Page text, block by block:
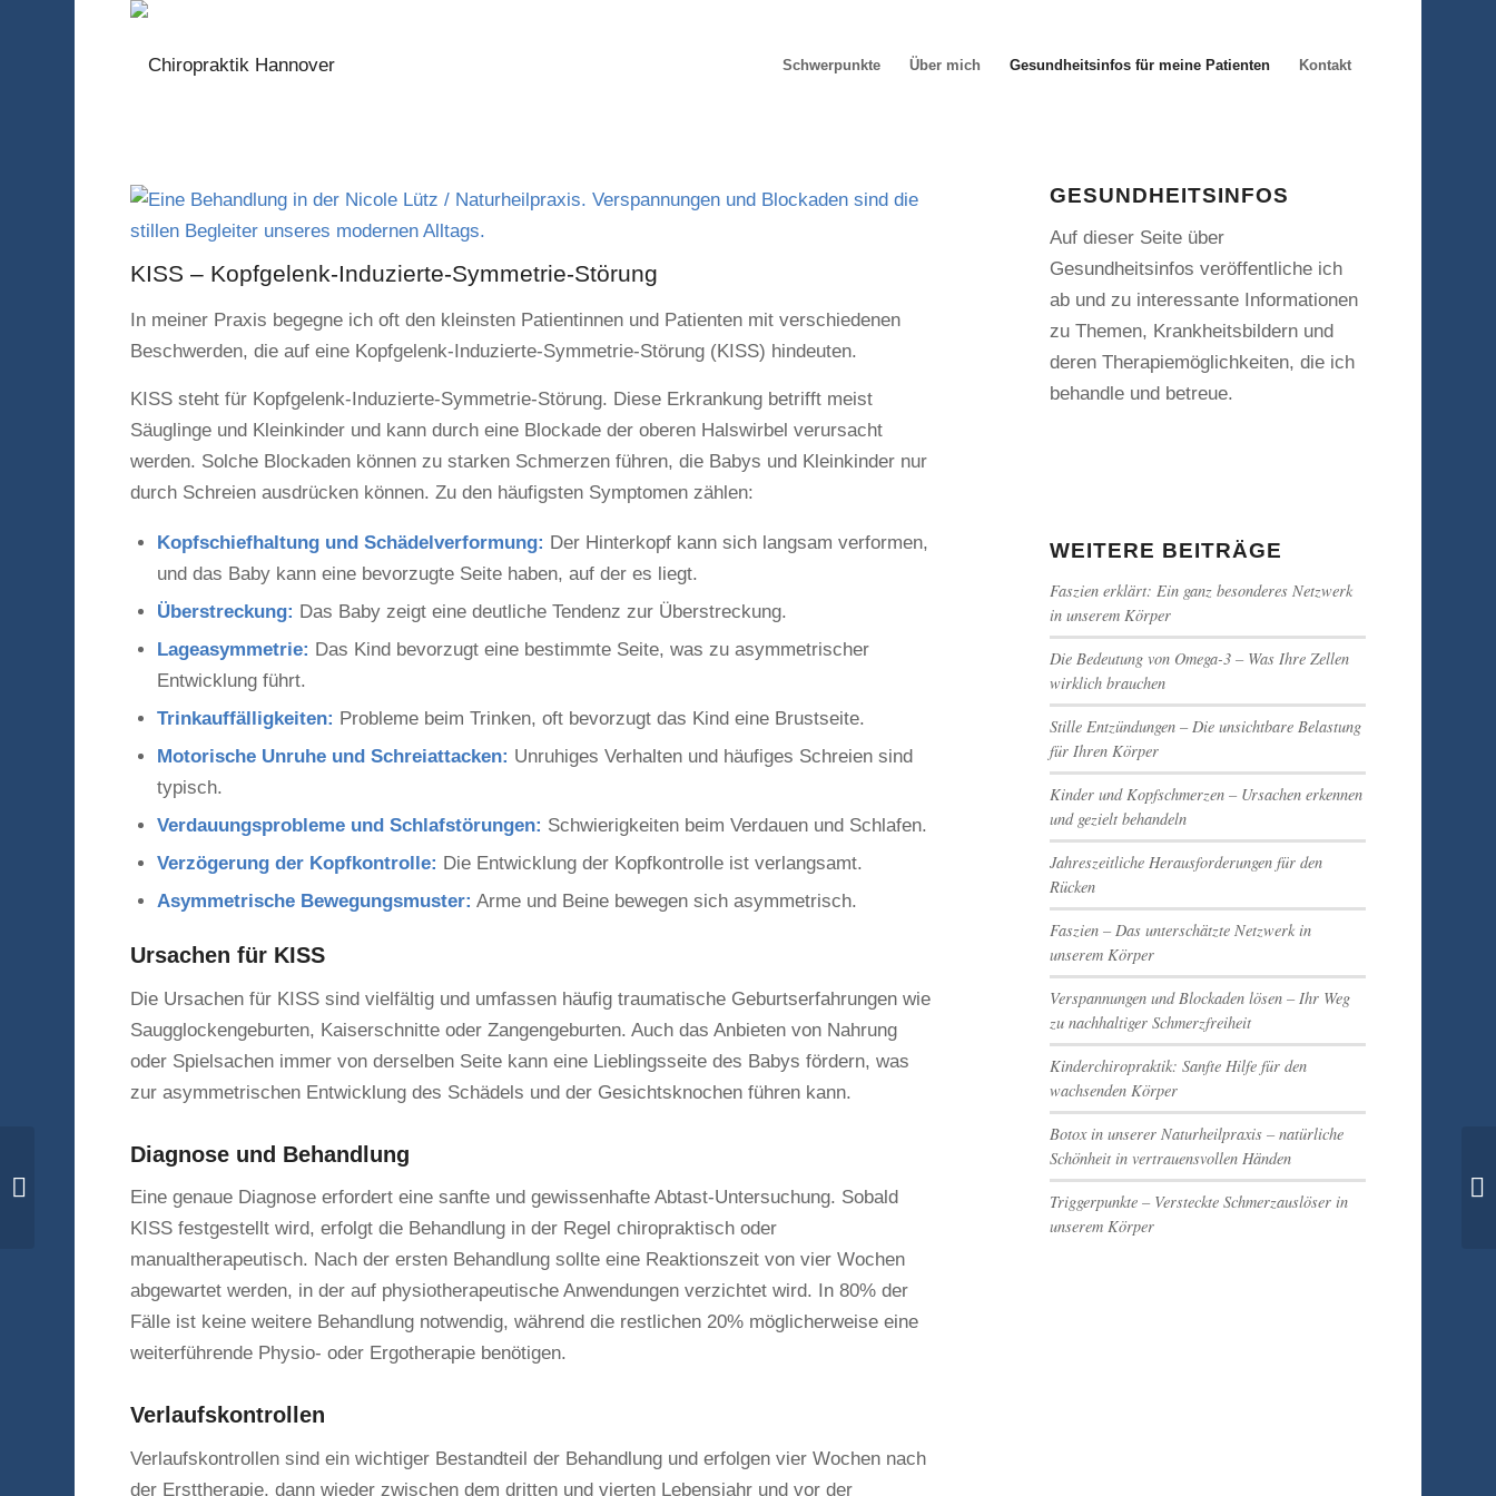
Schwerpunkte Über mich Gesundheitsinfos für meine Patienten Kontakt
KISS – Kopfgelenk-Induzierte-Symmetrie-Störung
In meiner Praxis begegne ich oft den kleinsten Patientinnen und Patienten mit verschiedenen
Beschwerden, die auf eine Kopfgelenk-Induzierte-Symmetrie-Störung (KISS) hindeuten.
KISS steht für Kopfgelenk-Induzierte-Symmetrie-Störung. Diese Erkrankung betrifft meist
Säuglinge und Kleinkinder und kann durch eine Blockade der oberen Halswirbel verursacht
werden. Solche Blockaden können zu starken Schmerzen führen, die Babys und Kleinkinder nur
durch Schreien ausdrücken können.Zu den häufigsten Symptomen zählen:
Kopfschiefhaltung und Schädelverformung: Der Hinterkopf kann sich langsam verformen,
und das Baby kann eine bevorzugte Seite haben, auf der es liegt.
Überstreckung: Das Baby zeigt eine deutliche Tendenz zur Überstreckung.
Lageasymmetrie: Das Kind bevorzugt eine bestimmte Seite, was zu asymmetrischer
Entwicklung führt.
Trinkauffälligkeiten: Probleme beim Trinken, oft bevorzugt das Kind eine Brustseite.
Motorische Unruhe und Schreiattacken: Unruhiges Verhalten und häufiges Schreien sind
typisch.
Verdauungsprobleme und Schlafstörungen: Schwierigkeiten beim Verdauen und Schlafen.
Verzögerung der Kopfkontrolle: Die Entwicklung der Kopfkontrolle ist verlangsamt.
Asymmetrische Bewegungsmuster: Arme und Beine bewegen sich asymmetrisch.
Ursachen für KISS
Die Ursachen für KISS sind vielfältig und umfassen häufig traumatische Geburtserfahrungen wie
Saugglockengeburten, Kaiserschnitte oder Zangengeburten. Auch das Anbieten von Nahrung
oder Spielsachen immer von derselben Seite kann eine Lieblingsseite des Babys fördern, was
zur asymmetrischen Entwicklung des Schädels und der Gesichtsknochen führen kann.
Diagnose und Behandlung
Eine genaue Diagnose erfordert eine sanfte und gewissenhafte Abtast-Untersuchung. Sobald
KISS festgestellt wird, erfolgt die Behandlung in der Regel chiropraktisch oder
manualtherapeutisch. Nach der ersten Behandlung sollte eine Reaktionszeit von vier Wochen
abgewartet werden, in der auf physiotherapeutische Anwendungen verzichtet wird. In 80% der
Fälle ist keine weitere Behandlung notwendig, während die restlichen 20% möglicherweise eine
weiterführende Physio- oder Ergotherapie benötigen.
Verlaufskontrollen
Verlaufskontrollen sind ein wichtiger Bestandteil der Behandlung und erfolgen vier Wochen nach
der Ersttherapie, dann wieder zwischen dem dritten und vierten Lebensjahr und vor der
GESUNDHEITSINFOS
Auf dieser Seite über
Gesundheitsinfos veröffentliche ich
ab und zu interessante Informationen
zu Themen, Krankheitsbildern und
deren Therapiemöglichkeiten, die ich
behandle und betreue.
WEITERE BEITRÄGE
Faszien erklärt: Ein ganz besonderes Netzwerk
in unserem Körper
Die Bedeutung von Omega-3 – Was Ihre Zellen
wirklich brauchen
Stille Entzündungen – Die unsichtbare Belastung
für Ihren Körper
Kinder und Kopfschmerzen – Ursachen erkennen
und gezielt behandeln
Jahreszeitliche Herausforderungen für den
Rücken
Faszien – Das unterschätzte Netzwerk in
unserem Körper
Verspannungen und Blockaden lösen – Ihr Weg
zu nachhaltiger Schmerzfreiheit
Kinderchiropraktik: Sanfte Hilfe für den
wachsenden Körper
Botox in unserer Naturheilpraxis – natürliche
Schönheit in vertrauensvollen Händen
Triggerpunkte – Versteckte Schmerzauslöser in
unserem Körper
Ganzheitliche Hilfe bei
Therapieansätze aus
Naturheilkunde und